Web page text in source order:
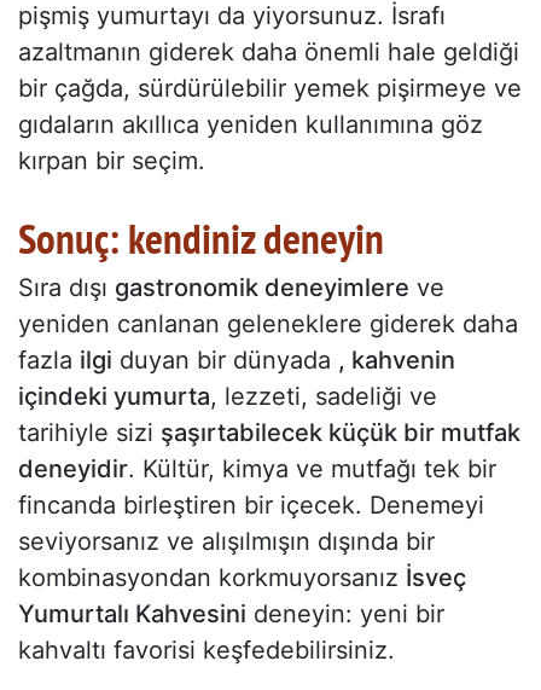
pişmiş yumurtayı da yiyorsunuz. İsrafı
azaltmanın giderek daha önemli hale geldiği
bir çağda, sürdürülebilir yemek pişirmeye ve
gıdaların akıllıca yeniden kullanımına göz
kırpan bir seçim.
Sonuç: kendiniz deneyin
Sıra dışı gastronomik deneyimlere ve
yeniden canlanan geleneklere giderek daha
fazla ilgi duyan bir dünyada , kahvenin
içindeki yumurta, lezzeti, sadeliği ve
tarihiyle sizi şaşırtabilecek küçük bir mutfak
deneyidir. Kültür, kimya ve mutfağı tek bir
fincanda birleştiren bir içecek. Denemeyi
seviyorsanız ve alışılmışın dışında bir
kombinasyondan korkmuyorsanız İsveç
Yumurtalı Kahvesini deneyin: yeni bir
kahvaltı favorisi keşfedebilirsiniz.